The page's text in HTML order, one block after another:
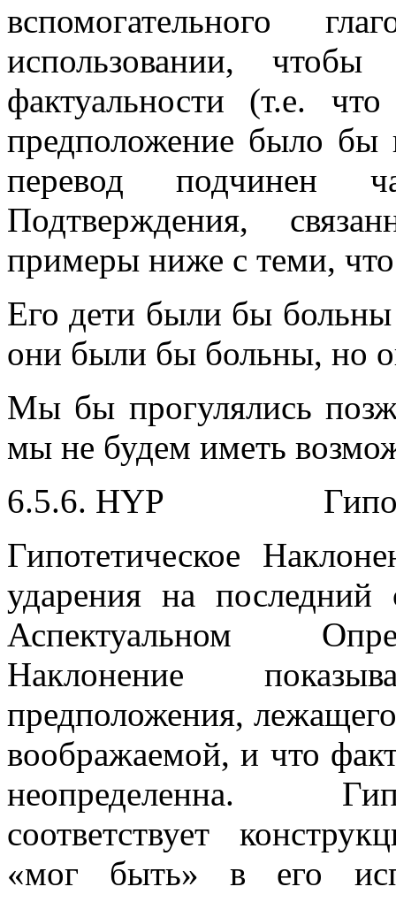
вспомогательного
использовании, чтобы
фактуальности (т.е.
предположение было
перевод подчинен
Подтверждения,
примеры ниже с теми,
Его дети были бы
они были бы больны, но
Мы бы прогулялись
мы не будем иметь
6.5.6. HYP
Гипотетическое
ударения на
Аспектуальном
Наклонение
предположения,
воображаемой, и что
неопределенна.
соответствует
«мог быть» в его